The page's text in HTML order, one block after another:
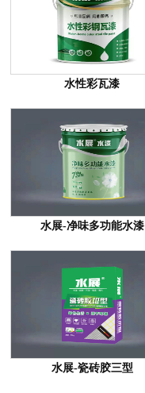
水性彩瓦漆
水展-净味多功能水漆
水展-瓷砖胶三型